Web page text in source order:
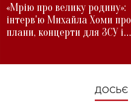
«Мрію про велику родину»:
інтерв'ю Михайла Хоми про
плани, концерти для ЗСУ і
ДОСЬЄ